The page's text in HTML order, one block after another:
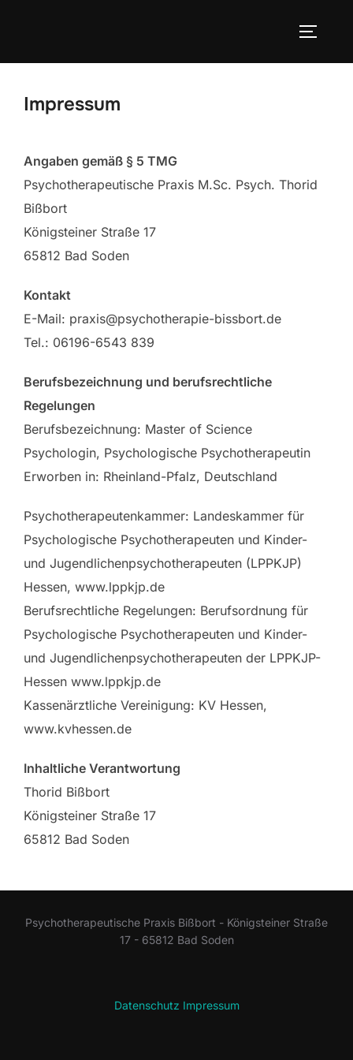
Impressum
Angaben gemäß § 5 TMG
Psychotherapeutische Praxis M.Sc. Psych. Thorid
Bißbort
Königsteiner Straße 17
65812 Bad Soden
Kontakt
E-Mail: praxis@psychotherapie-bissbort.de
Tel.: 06196-6543 839
Berufsbezeichnung und berufsrechtliche
Regelungen
Berufsbezeichnung: Master of Science
Psychologin, Psychologische Psychotherapeutin
Erworben in: Rheinland-Pfalz, Deutschland
Psychotherapeutenkammer: Landeskammer für
Psychologische Psychotherapeuten und Kinder-
und Jugendlichenpsychotherapeuten (LPPKJP)
Hessen, www.lppkjp.de
Berufsrechtliche Regelungen: Berufsordnung für
Psychologische Psychotherapeuten und Kinder-
und Jugendlichenpsychotherapeuten der LPPKJP-
Hessen www.lppkjp.de
Kassenärztliche Vereinigung: KV Hessen,
www.kvhessen.de
Inhaltliche Verantwortung
Thorid Bißbort
Königsteiner Straße 17
65812 Bad Soden
Psychotherapeutische Praxis Bißbort - Königsteiner Straße
17 - 65812 Bad Soden
Datenschutz Impressum